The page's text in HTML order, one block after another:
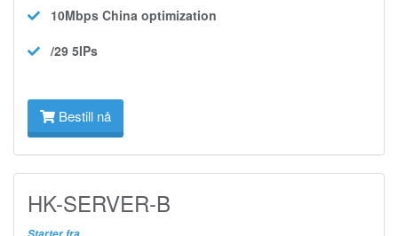
10Mbps China optimization
/29 5IPs
Bestill nå
HK-SERVER-B